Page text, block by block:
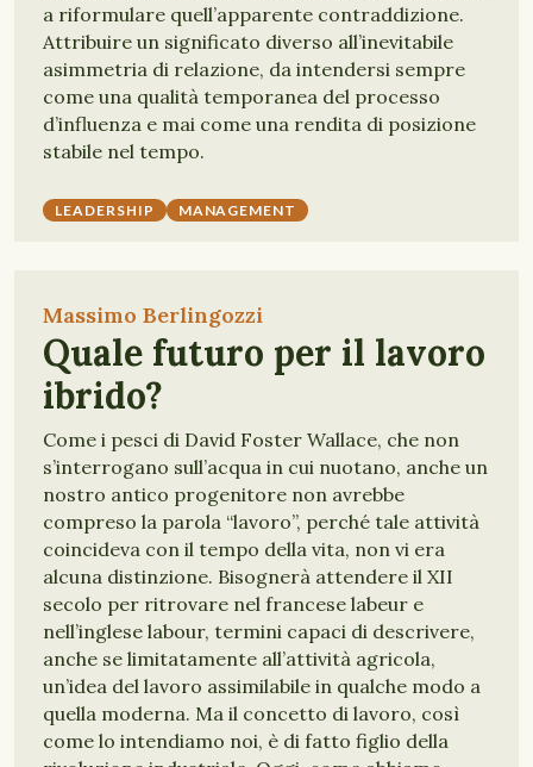
a riformulare quell’apparente contraddizione.
Attribuire un significato diverso all’inevitabile
asimmetria di relazione, da intendersi sempre
come una qualità temporanea del processo
d’influenza e mai come una rendita di posizione
stabile nel tempo.
LEADERSHIP MANAGEMENT
Massimo Berlingozzi
Quale futuro per il lavoro
ibrido?
Come i pesci di David Foster Wallace, che non
s’interrogano sull’acqua in cui nuotano, anche un
nostro antico progenitore non avrebbe
compreso la parola “lavoro”, perché tale attività
coincideva con il tempo della vita, non vi era
alcuna distinzione. Bisognerà attendere il XII
secolo per ritrovare nel francese labeur e
nell’inglese labour, termini capaci di descrivere,
anche se limitatamente all’attività agricola,
un’idea del lavoro assimilabile in qualche modo a
quella moderna. Ma il concetto di lavoro, così
come lo intendiamo noi, è di fatto figlio della